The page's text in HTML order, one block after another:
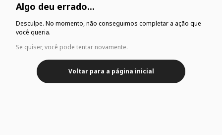
Algo deu errado...
Desculpe. No momento, não conseguimos completar a ação que
você queria.
Se quiser, você pode tentar novamente.
Voltar para a página inicial